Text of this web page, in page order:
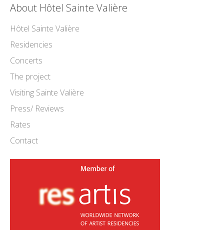
About Hôtel Sainte Valière
Hôtel Sainte Valière
Residencies
Concerts
The project
Visiting Sainte Valière
Press/ Reviews
Rates
Contact